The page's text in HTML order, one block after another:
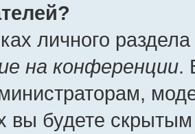
личного
на конференции.
вы будете